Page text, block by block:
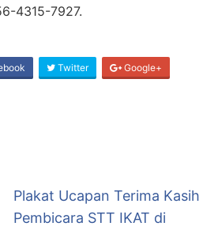
4315-7927.
Twitter Google+
Plakat Ucapan Terima Kasih
Pembicara STT IKAT di